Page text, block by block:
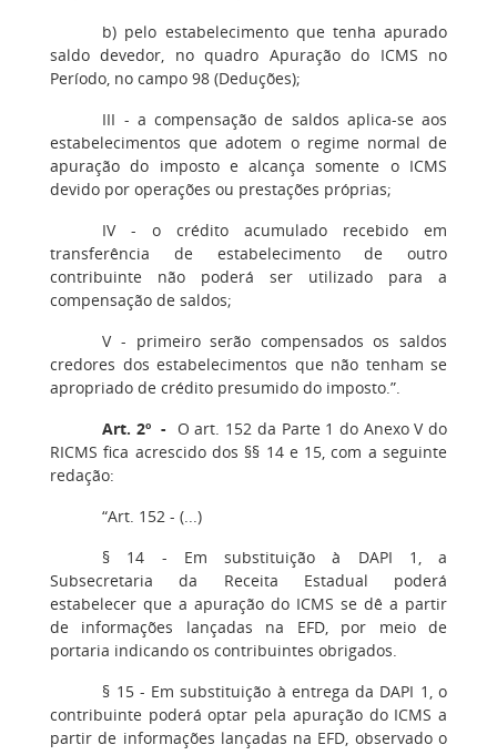
b) pelo estabelecimento que tenha apurado
saldo devedor, no quadro Apuração do ICMS no
Período, no campo 98 (Deduções);
III - a compensação de saldos aplica-se aos
estabelecimentos que adotem o regime normal de
apuração do imposto e alcança somente o ICMS
devido por operações ou prestações próprias;
IV - o crédito acumulado recebido em
transferência de estabelecimento de outro
contribuinte não poderá ser utilizado para a
compensação de saldos;
V - primeiro serão compensados os saldos
credores dos estabelecimentos que não tenham se
apropriado de crédito presumido do imposto.”.
Art. 2º - O art. 152 da Parte 1 do Anexo V do
RICMS fica acrescido dos §§ 14 e 15, com a seguinte
redação:
“Art. 152 - (...)
§ 14 - Em substituição à DAPI 1, a
Subsecretaria da Receita Estadual poderá
estabelecer que a apuração do ICMS se dê a partir
de informações lançadas na EFD, por meio de
portaria indicando os contribuintes obrigados.
§ 15 - Em substituição à entrega da DAPI 1, o
contribuinte poderá optar pela apuração do ICMS a
partir de informações lançadas na EFD, observado o